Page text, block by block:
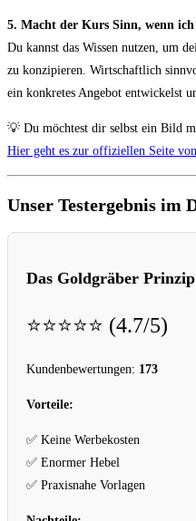
5. Macht der Kurs Sinn, wenn
Du kannst das Wissen nutzen, um
zu konzipieren. Wirtschaftlich
ein konkretes Angebot entwickelst
💡 Du möchtest dir selbst ein Bild
Hier geht es zur offiziellen Seite
Unser Testergebnis im
Das Goldgräber Prinzip
⭐⭐⭐⭐⭐ (4.7/5)
Kundenbewertungen: 173
Vorteile:
✅ Keine Werbekosten
✅ Enormer Hebel
✅ Praxisnahe Vorlagen